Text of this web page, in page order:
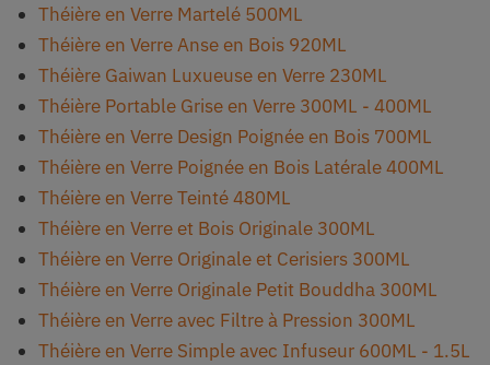
Théière en Verre Martelé 500ML
Théière en Verre Anse en Bois 920ML
Théière Gaiwan Luxueuse en Verre 230ML
Théière Portable Grise en Verre 300ML - 400ML
Théière en Verre Design Poignée en Bois 700ML
Théière en Verre Poignée en Bois Latérale 400ML
Théière en Verre Teinté 480ML
Théière en Verre et Bois Originale 300ML
Théière en Verre Originale et Cerisiers 300ML
Théière en Verre Originale Petit Bouddha 300ML
Théière en Verre avec Filtre à Pression 300ML
Théière en Verre Simple avec Infuseur 600ML - 1.5L